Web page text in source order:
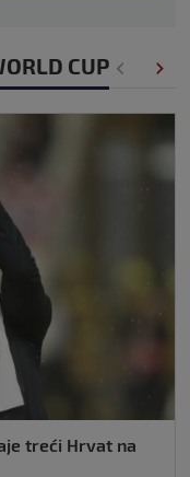
CUP
treći Hrvat na